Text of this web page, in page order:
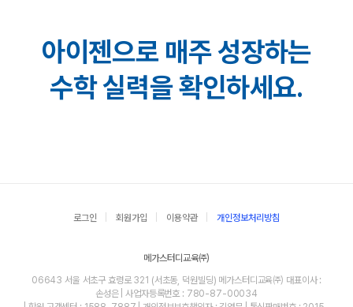
아이젠으로 매주 성장하는
수학 실력을 확인하세요.
로그인 회원가입 이용약관 개인정보처리방침
메가스터디교육㈜
06643 서울 서초구 효령로 321 (서초동, 덕원빌딩) 메가스터디교육㈜ 대표이사 :
손성은 | 사업자등록번호 : 780-87-00034